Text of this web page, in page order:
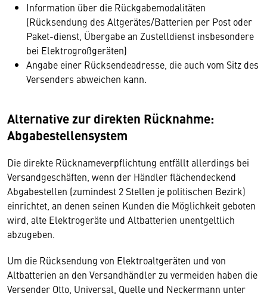
Information über die Rückgabemodalitäten
(Rücksendung des Altgerätes/Batterien per Post oder
Paket-dienst, Übergabe an Zustelldienst insbesondere
bei Elektrogroßgeräten)
Angabe einer Rücksendeadresse, die auch vom Sitz des
Versenders abweichen kann.
Alternative zur direkten Rücknahme:
Abgabestellensystem
Die direkte Rücknameverpflichtung entfällt allerdings bei
Versandgeschäften, wenn der Händler flächendeckend
Abgabestellen (zumindest 2 Stellen je politischen Bezirk)
einrichtet, an denen seinen Kunden die Möglichkeit geboten
wird, alte Elektrogeräte und Altbatterien unentgeltlich
abzugeben.
Um die Rücksendung von Elektroaltgeräten und von
Altbatterien an den Versandhändler zu vermeiden haben die
Versender Otto, Universal, Quelle und Neckermann unter